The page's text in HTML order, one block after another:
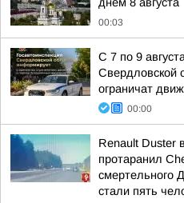
00:03
С 7 по 9
Свердловской
ограничат
00:00
Renault Duster
протаранил
смертельного
стали пять